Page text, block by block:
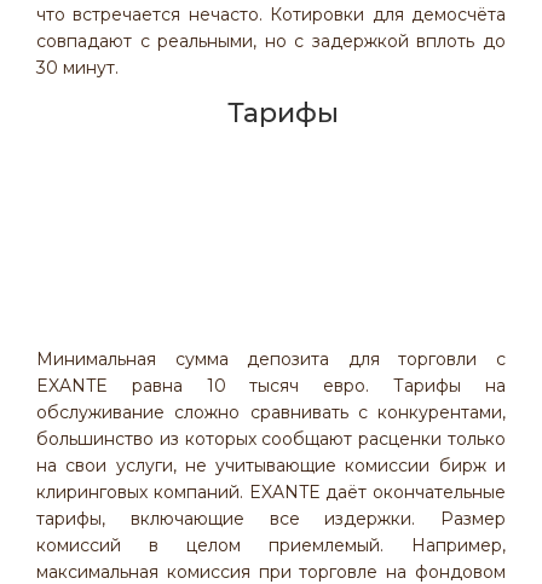
что встречается нечасто. Котировки для демосчёта
совпадают с реальными, но с задержкой вплоть до
30 минут.
Тарифы
Минимальная сумма депозита для торговли с
EXANTE равна 10 тысяч евро. Тарифы на
обслуживание сложно сравнивать с конкурентами,
большинство из которых сообщают расценки только
на свои услуги, не учитывающие комиссии бирж и
клиринговых компаний. EXANTE даёт окончательные
тарифы, включающие все издержки. Размер
комиссий в целом приемлемый. Например,
максимальная комиссия при торговле на фондовом